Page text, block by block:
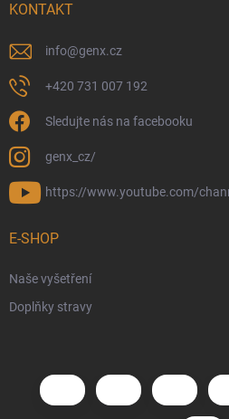
KONTAKT
info@genx.cz
+420 731 007 192
Sledujte nás na facebooku
genx_cz/
https://www.youtube.com/
E-SHOP
Naše vyšetření
Doplňky stravy